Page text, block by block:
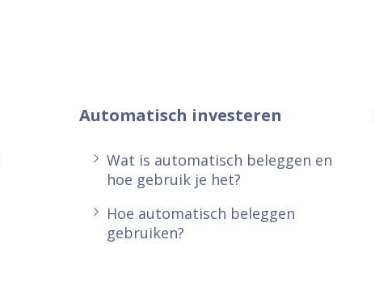
Automatisch investeren
Wat is automatisch beleggen en
hoe gebruik je het?
Hoe automatisch beleggen
gebruiken?